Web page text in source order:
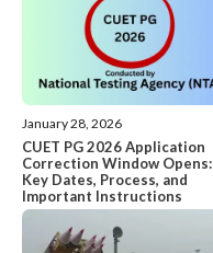
January 28, 2026
CUET PG 2026 Application
Correction Window Opens:
Key Dates, Process, and
Important Instructions